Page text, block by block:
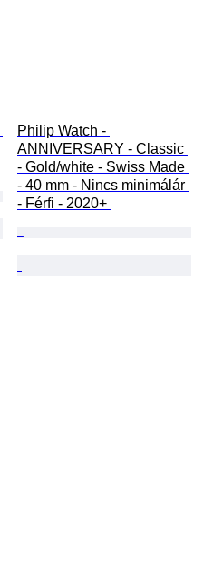
Philip Watch -
ANNIVERSARY - Classic
- Gold/white - Swiss Made
- 40 mm - Nincs minimálár
- Férfi - 2020+